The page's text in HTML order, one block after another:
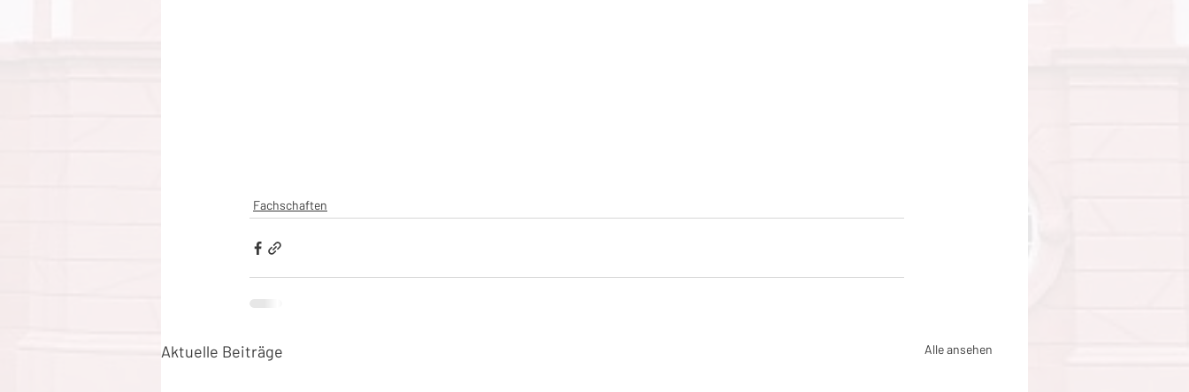
Fachschaften
Aktuelle Beiträge Alle ansehen